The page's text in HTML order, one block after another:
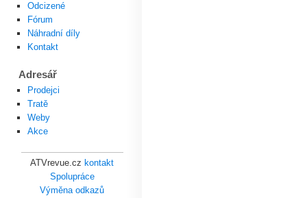
Odcizené
Fórum
Náhradní díly
Kontakt
Adresář
Prodejci
Tratě
Weby
Akce
ATVrevue.cz kontakt
Spolupráce
Výměna odkazů